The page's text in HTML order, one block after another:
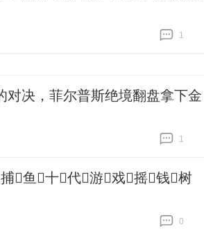
1
对决，菲尔普斯绝境翻盘拿下金
1
鱼十代游戏摇钱树
0